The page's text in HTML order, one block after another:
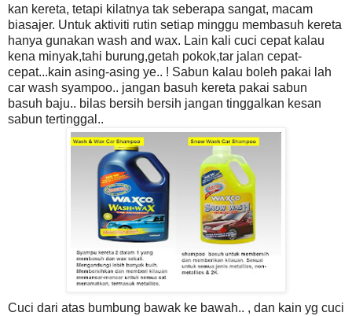
kan kereta, tetapi kilatnya tak seberapa sangat, macam
biasajer. Untuk aktiviti rutin setiap minggu membasuh kereta
hanya gunakan wash and wax. Lain kali cuci cepat kalau
kena minyak,tahi burung,getah pokok,tar jalan cepat-
cepat...kain asing-asing ye.. ! Sabun kalau boleh pakai lah
car wash syampoo.. jangan basuh kereta pakai sabun
basuh baju.. bilas bersih bersih jangan tinggalkan kesan
sabun tertinggal..
Cuci dari atas bumbung bawak ke bawah.. , dan kain yg cuci